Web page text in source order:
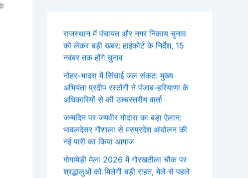
राजस्थान में पंचायत और नगर निकाय चुनाव
को लेकर बड़ी खबर: हाईकोर्ट के निर्देश, 15
नवंबर तक होंगे चुनाव
नोहर-भादरा में सिंचाई जल संकट: मुख्य
अभियंता प्रदीप रस्तोगी ने पंजाब-हरियाणा के
अधिकारियों से की उच्चस्तरीय वार्ता
जन्मदिन पर जयवीर गोदारा का बड़ा ऐलान:
भावलदेसर गौशाला से मरुप्रदेश आंदोलन की
नई पारी का किया आगाज
गोगामेड़ी मेला 2026 में गोरखटीला चौक पर
श्रद्धालुओं को मिलेगी बड़ी राहत, मेले से पहले